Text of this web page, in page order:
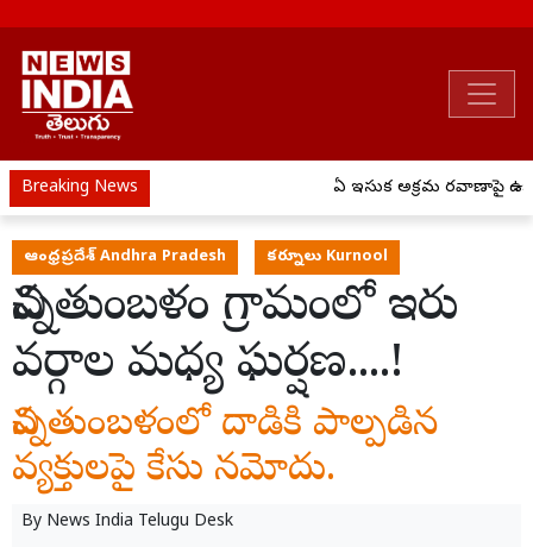
Breaking News ఏపీ ఇసుక అక్రమ రవాణాపై
ఆంధ్రప్రదేశ్ Andhra Pradesh కర్నూలు Kurnool
చిన్నతుంబళం గ్రామంలో ఇరు
వర్గాల మధ్య ఘర్షణ....!
చిన్నతుంబళంలో దాడికి పాల్పడిన
వ్యక్తులపై కేసు నమోదు.
By News India Telugu Desk